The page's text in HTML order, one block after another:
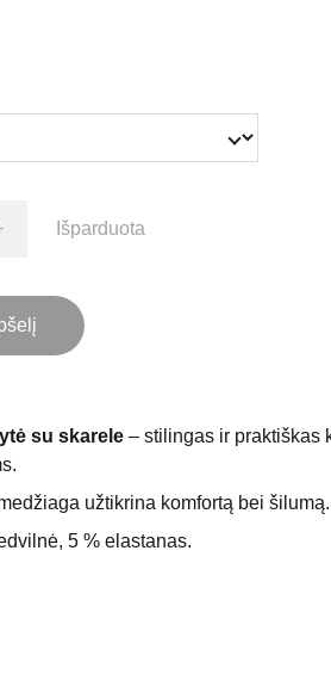
Išparduota
su skarele – stilingas ir praktiškas
užtikrina komfortą bei šilumą.
5 % elastanas.